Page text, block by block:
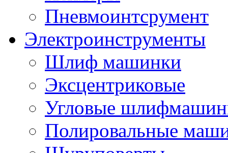
Пневмоинтсрумент
Электроинструменты
Шлиф машинки
Эксцентриковые
Угловые
Полировальные